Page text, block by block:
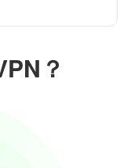
？